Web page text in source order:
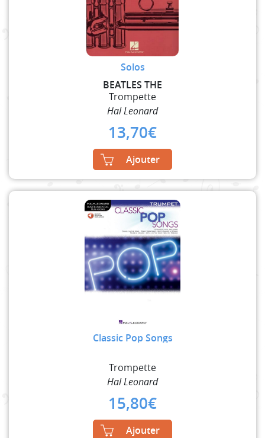
Solos
BEATLES THE
Trompette
Hal Leonard
13,70€
Ajouter
Classic Pop Songs
Trompette
Hal Leonard
15,80€
Ajouter